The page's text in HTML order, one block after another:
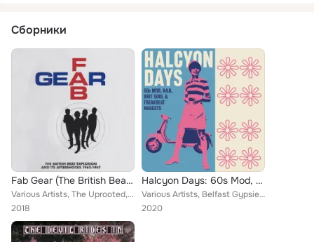
Сборники
Fab Gear (The British Beat Explosion And Its Aftershocks 1963-1967)
Various Artists, The Uprooted, Four + One, Grant Tracy, Jimmy Royal And The Hawks, The Stormsville Shakers, The Rockin Vickers, ...
2018
Halcyon Days: 60s Mod, R&B, Brit Soul & Freakbeat Nuggets
Various Artists, Belfast Gypsies, The Spencer Davis Group, Laris McLennon, Barry St. John, July, Grapefruit, The Stormsville Sha...
2020